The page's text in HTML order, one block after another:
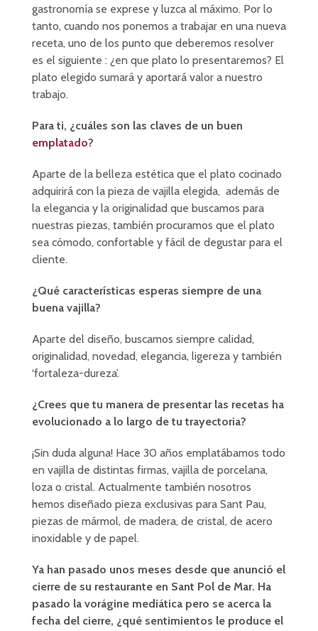
gastronomía se exprese y luzca al máximo. Por lo
tanto, cuando nos ponemos a trabajar en una nueva
receta, uno de los punto que deberemos resolver
es el siguiente : ¿en que plato lo presentaremos? El
plato elegido sumará y aportará valor a nuestro
trabajo.
Para ti, ¿cuáles son las claves de un buen
emplatado?
Aparte de la belleza estética que el plato cocinado
adquirirá con la pieza de vajilla elegida, además de
la elegancia y la originalidad que buscamos para
nuestras piezas, también procuramos que el plato
sea cómodo, confortable y fácil de degustar para el
cliente.
¿Qué características esperas siempre de una
buena vajilla?
Aparte del diseño, buscamos siempre calidad,
originalidad, novedad, elegancia, ligereza y también
‘fortaleza-dureza’.
¿Crees que tu manera de presentar las recetas ha
evolucionado a lo largo de tu trayectoria?
¡Sin duda alguna! Hace 30 años emplatábamos todo
en vajilla de distintas firmas, vajilla de porcelana,
loza o cristal. Actualmente también nosotros
hemos diseñado pieza exclusivas para Sant Pau,
piezas de mármol, de madera, de cristal, de acero
inoxidable y de papel.
Ya han pasado unos meses desde que anunció el
cierre de su restaurante en Sant Pol de Mar. Ha
pasado la vorágine mediática pero se acerca la
fecha del cierre, ¿qué sentimientos le produce el